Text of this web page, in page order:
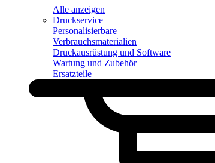
Alle anzeigen
Druckservice
Personalisierbare
Verbrauchsmaterialien
Druckausrüstung und Software
Wartung und Zubehör
Ersatzteile